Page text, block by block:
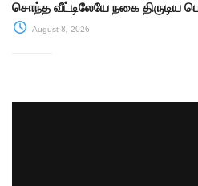
சொந்த வீட்டிலேயே நகை திருடிய
August 8, 2026